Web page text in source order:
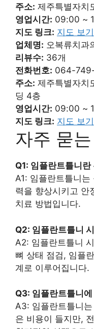
주소: 제주특별자치
영업시간: 09:00 ~
지도 링크: 지도 보기
업체명: 오복류치과
리뷰수: 36개
전화번호: 064-
주소: 제주특별자치
딩 4층
영업시간: 09:00 ~
지도 링크: 지도 보기
자주 묻
Q1: 임플란트틀니란
A1: 임플란트틀니
력을 향상시키고 안
치료 방법입니다.
Q2: 임플란트틀니
A2: 임플란트틀니
뼈 상태 점검, 임플
계로 이루어집니다.
Q3: 임플란트틀니
A3: 임플란트틀니
은 비용이 들지만,